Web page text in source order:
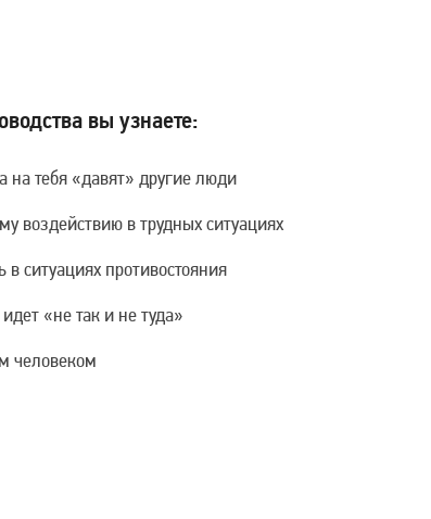
вы узнаете:
на тебя «давят» другие люди
воздействию в трудных ситуациях
ситуациях противостояния
«не так и не туда»
человеком